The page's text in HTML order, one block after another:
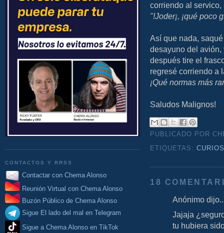
CONTACTOS Y RRSS
Contactar con Chema Alonso
Reunión Virtual con Chema Alonso
Buzón Público de Chema Alonso
Sigue El lado del mal en Telegram
Sigue a Chema Alonso en TikTok
corriendo al
"!Joder¡, ¡qué poco
Así que nada,
desayuno del
después tire el
regresé corriendo a
¡Qué normas más
Saludos Malignos!
PUBLICADO POR
ETIQUETAS:
18
Anónimo
Jajaja
tu hubiera